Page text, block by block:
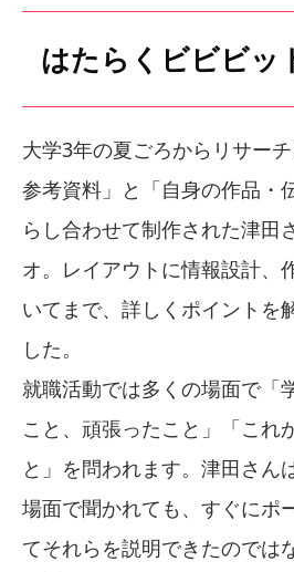
はたらくビビビッ
大学3年の夏ごろからリサー
参考資料」と「自身の作品・
らし合わせて制作された津田
オ。レイアウトに情報設計、
いてまで、詳しくポイントを
した。
就職活動では多くの場面で「
こと、頑張ったこと」「これ
と」を問われます。津田さん
場面で聞かれても、すぐにポ
てそれらを説明できたのでは